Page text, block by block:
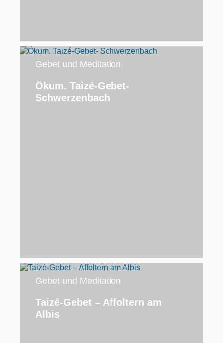
Gebet und Meditation
Ökum. Taizé-Gebet-
Schwerzenbach
Gebet und Meditation
Taizé-Gebet – Affoltern am
Albis